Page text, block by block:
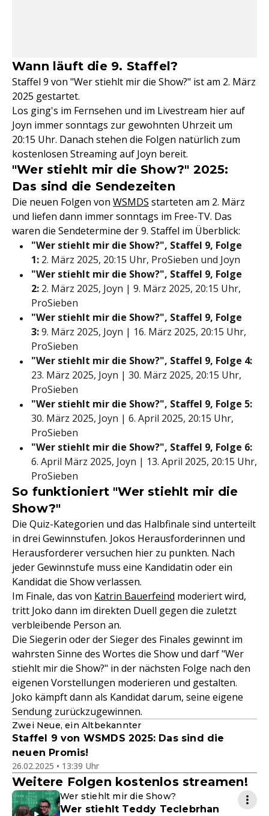
Wann läuft die 9. Staffel?
Staffel 9 von "Wer stiehlt mir die Show?" ist am 2. März
2025 gestartet.
Los ging's im Fernsehen und im Livestream hier auf
Joyn immer sonntags zur gewohnten Uhrzeit um
20:15 Uhr. Danach stehen die Folgen natürlich zum
kostenlosen Streaming auf Joyn bereit.
"Wer stiehlt mir die Show?" 2025:
Das sind die Sendezeiten
Die neuen Folgen von WSMDS starteten am 2. März
und liefen dann immer sonntags im Free-TV. Das
waren die Sendetermine der 9. Staffel im Überblick:
"Wer stiehlt mir die Show?", Staffel 9, Folge
1: 2. März 2025, 20:15 Uhr, ProSieben und Joyn
"Wer stiehlt mir die Show?", Staffel 9, Folge
2: 2. März 2025, Joyn | 9. März 2025, 20:15 Uhr,
ProSieben
"Wer stiehlt mir die Show?", Staffel 9, Folge
3:9. März 2025, Joyn | 16. März 2025, 20:15 Uhr,
ProSieben
"Wer stiehlt mir die Show?", Staffel 9, Folge 4:
23. März 2025, Joyn | 30. März 2025, 20:15 Uhr,
ProSieben
"Wer stiehlt mir die Show?", Staffel 9, Folge 5:
30. März 2025, Joyn | 6. April 2025, 20:15 Uhr,
ProSieben
"Wer stiehlt mir die Show?", Staffel 9, Folge 6:
6. April März 2025, Joyn | 13. April 2025, 20:15 Uhr,
ProSieben
So funktioniert "Wer stiehlt mir die
Show?"
Die Quiz-Kategorien und das Halbfinale sind unterteilt
in drei Gewinnstufen. Jokos Herausforderinnen und
Herausforderer versuchen hier zu punkten. Nach
jeder Gewinnstufe muss eine Kandidatin oder ein
Kandidat die Show verlassen.
Im Finale, das von Katrin Bauerfeind moderiert wird,
tritt Joko dann im direkten Duell gegen die zuletzt
verbleibende Person an.
Die Siegerin oder der Sieger des Finales gewinnt im
wahrsten Sinne des Wortes die Show und darf "Wer
stiehlt mir die Show?" in der nächsten Folge nach den
eigenen Vorstellungen moderieren und gestalten.
Joko kämpft dann als Kandidat darum, seine eigene
Sendung zurückzugewinnen.
Zwei Neue, ein Altbekannter
Staffel 9 von WSMDS 2025: Das sind die
neuen Promis!
26.02.2025 • 13:39 Uhr
Weitere Folgen kostenlos streamen!
Wer stiehlt mir die Show?
Wer stiehlt Teddy Teclebrhan